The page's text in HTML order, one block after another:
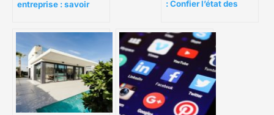
entreprise : savoir
commercial
: Confier l’état des